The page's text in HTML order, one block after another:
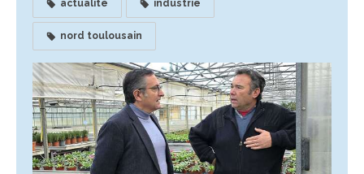
actualité industrie
nord toulousain